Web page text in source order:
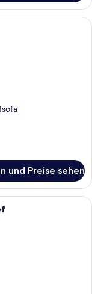
mit einem großen
und Preise sehen
Hotelzimmer mit